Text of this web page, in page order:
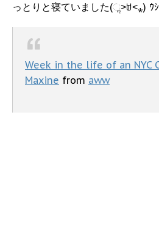
っとりと寝ていました(ૢ˃ꌂ˂⁎)
Week in the life of an NYC
Maxine from aww